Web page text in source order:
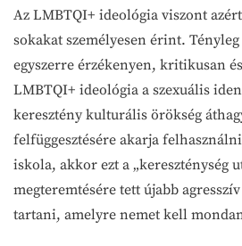
Az LMBTQI+ ideológia viszont
sokakat személyesen érint.
egyszerre érzékenyen, kritikusan
LMBTQI+ ideológia a szexuális
keresztény kulturális örökség
felfüggesztésére akarja
iskola, akkor ezt a „kereszténység
megteremtésére tett újabb
tartani, amelyre nemet kell